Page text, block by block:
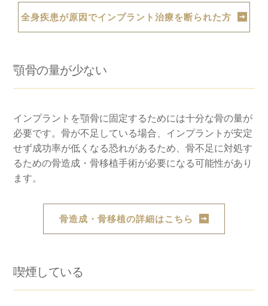
全身疾患が原因でインプラント治療を断られた方
顎骨の量が少ない
インプラントを顎骨に固定するためには十分な骨の量が
必要です。骨が不足している場合、インプラントが安定
せず成功率が低くなる恐れがあるため、骨不足に対処す
るための骨造成・骨移植手術が必要になる可能性があり
ます。
骨造成・骨移植の詳細はこちら
喫煙している